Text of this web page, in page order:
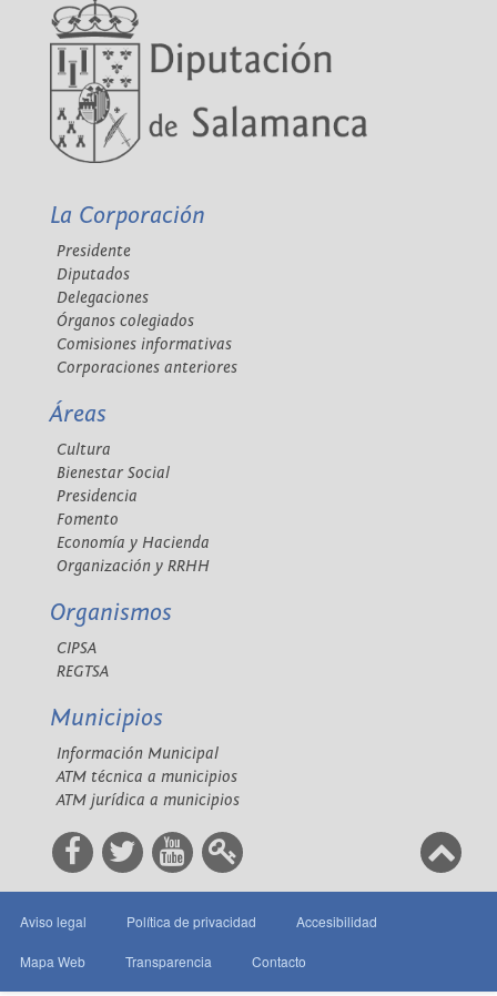
La Corporación
Presidente
Diputados
Delegaciones
Órganos colegiados
Comisiones informativas
Corporaciones anteriores
Áreas
Cultura
Bienestar Social
Presidencia
Fomento
Economía y Hacienda
Organización y RRHH
Organismos
CIPSA
REGTSA
Municipios
Información Municipal
ATM técnica a municipios
ATM jurídica a municipios
Aviso legal Política de privacidad Accesibilidad
Mapa Web Transparencia Contacto